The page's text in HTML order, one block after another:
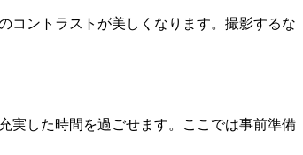
コントラストが美しくなります。撮影するな
実した時間を過ごせます。ここでは事前準備